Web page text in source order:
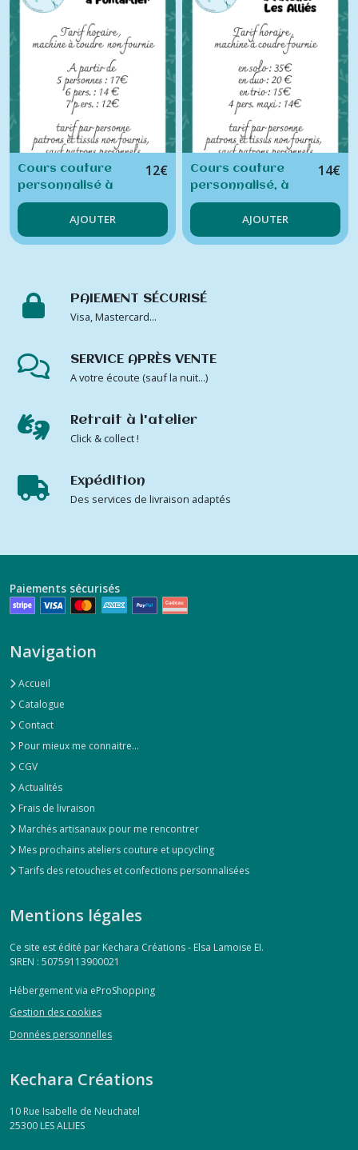
Cours couture
personnalisé à
Pontarlier
12€
AJOUTER
Cours couture
personnalisé, à
l'atelier : Les Alliés
14€
AJOUTER
PAIEMENT SÉCURISÉ
Visa, Mastercard...
SERVICE APRÈS VENTE
A votre écoute (sauf la nuit...)
Retrait à l'atelier
Click & collect !
Expédition
Des services de livraison adaptés
Ateliers
Solutions
déchet
Ateliers
Upcycling
(7)
thémathiques
Cours
personnalisés
les
résultats
Paiements sécurisés
Navigation
Accueil
Catalogue
Contact
Pour mieux me connaitre...
CGV
Actualités
Frais de livraison
Marchés artisanaux pour me rencontrer
Mes prochains ateliers couture et upcycling
Tarifs des retouches et confections personnalisées
Mentions légales
Ce site est édité par Kechara Créations - Elsa Lamoise EI.
SIREN : 50759113900021
Hébergement via eProShopping
Gestion des cookies
Données personnelles
Kechara Créations
10 Rue Isabelle de Neuchatel
25300 LES ALLIES